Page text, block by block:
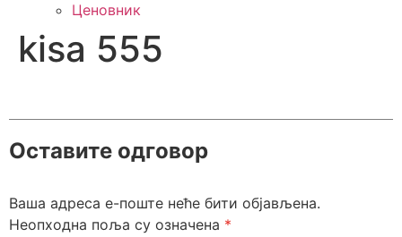
Ценовник
kisa 555
Оставите одговор
Ваша адреса е-поште неће бити објављена.
Неопходна поља су означена *